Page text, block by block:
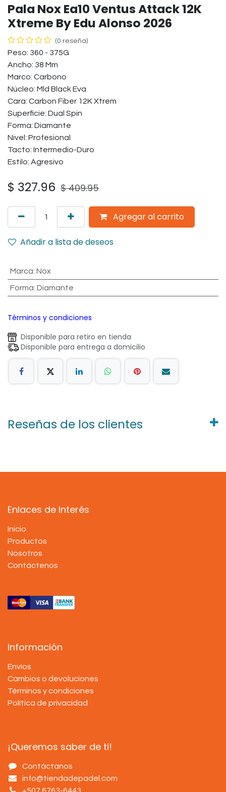
Pala Nox Ea10 Ventus Attack 12K
Xtreme By Edu Alonso 2026
(0 reseña)
Peso: 360 - 375G
Ancho: 38 Mm
Marco: Carbono
Núcleo: Mld Black Eva
Cara: Carbon Fiber 12K Xtrem
Superficie: Dual Spin
Forma: Diamante
Nivel: Profesional
Tacto: Intermedio-Duro
Estilo: Agresivo
$ 327.96 $409.95
Agregar al carrito
Añadir a lista de deseos
Marca: Nox
Forma: Diamante
Términos y condiciones
Disponible para retiro en tienda
Disponible para entrega a domicilio
Reseñas de los clientes
Enlaces de Interés
Inicio
Productos
Nosotros
Contáctenos
Información
Envíos
Cambios o devoluciones
Términos y condiciones
Política de privacidad
¡Queremos saber de ti!
Contáctanos
info@tiendadepadel.com
+507 6763-6443